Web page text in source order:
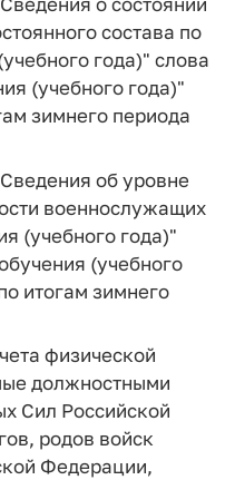
состава по
года)" слова
(учебного года)"
зимнего периода
об уровне
военнослужащих
(учебного года)"
(учебного
итогам зимнего
физической
должностными
Сил Российской
родов войск
Федерации,